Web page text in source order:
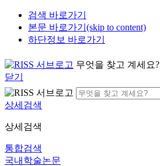
검색 바로가기
본문 바로가기(skip to content)
하단정보 바로가기
무엇을 찾고 계세요?
닫기
상세검색
상세검색
통합검색
국내학술논문